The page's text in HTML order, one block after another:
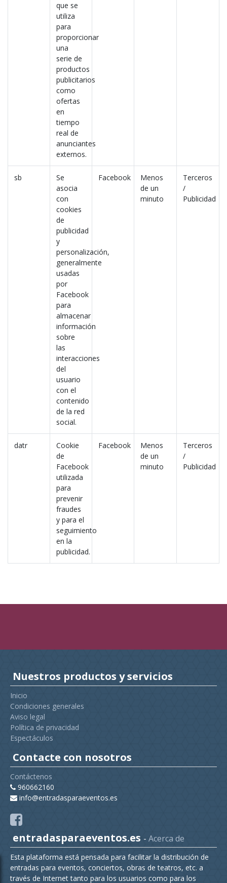
que se
utiliza
para
proporcionar
una
serie de
productos
publicitarios
como
ofertas
en
tiempo
real de
anunciantes
externos.
sb
Se
asocia
con
cookies
de
publicidad
y
personalización,
generalmente
usadas
por
Facebook
para
almacenar
información
sobre
las
interacciones
del
usuario
con el
contenido
de la red
social.
Facebook
Menos
de un
minuto
Terceros
/
Publicidad
datr
Cookie
de
Facebook
utilizada
para
prevenir
fraudes
y para el
seguimiento
en la
publicidad.
Facebook
Menos
de un
minuto
Terceros
/
Publicidad
Nuestros productos y servicios
Inicio
Condiciones generales
Aviso legal
Política de privacidad
Espectáculos
Contacte con nosotros
Contáctenos
960662160
info@entradasparaeventos.es
entradasparaeventos.es - Acerca de
Esta plataforma está pensada para facilitar la distribución de
entradas para eventos, conciertos, obras de teatros, etc. a
través de Internet tanto para los usuarios como para los